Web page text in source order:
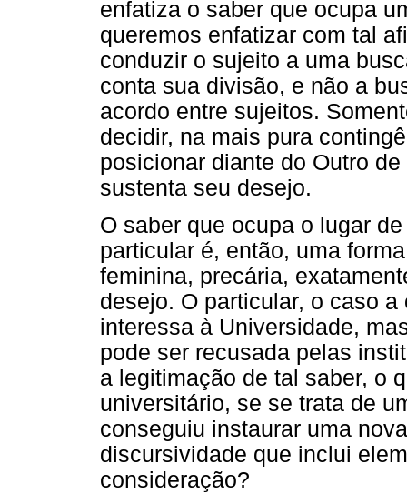
enfatiza o saber que ocupa
queremos enfatizar com tal
conduzir o sujeito a uma
conta sua divisão, e não a
acordo entre sujeitos.
decidir, na mais pura
posicionar diante do Outro
sustenta seu desejo.
O saber que ocupa o lugar
particular é, então, uma
feminina, precária,
desejo. O particular, o caso
interessa à Universidade,
pode ser recusada pelas
a legitimação de tal saber, o
universitário, se se trata de
conseguiu instaurar uma
discursividade que inclui
consideração?